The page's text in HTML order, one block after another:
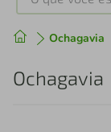
Ochagavia
Ochagavia
Produtos
tenis